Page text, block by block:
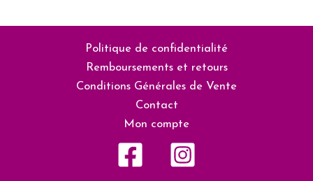
Politique de confidentialité
Remboursements et retours
Conditions Générales de Vente
Contact
Mon compte